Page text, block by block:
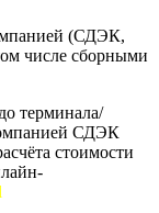
(СДЭК,
числе сборными
терминала/
СДЭК
стоимости